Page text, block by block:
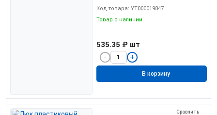
Код товара: УТ000019847
Товар в наличии
535.35 ₽ шт
В корзину
Сравнить